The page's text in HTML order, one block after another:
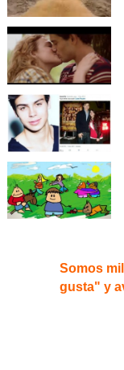
Somos
gusta" y